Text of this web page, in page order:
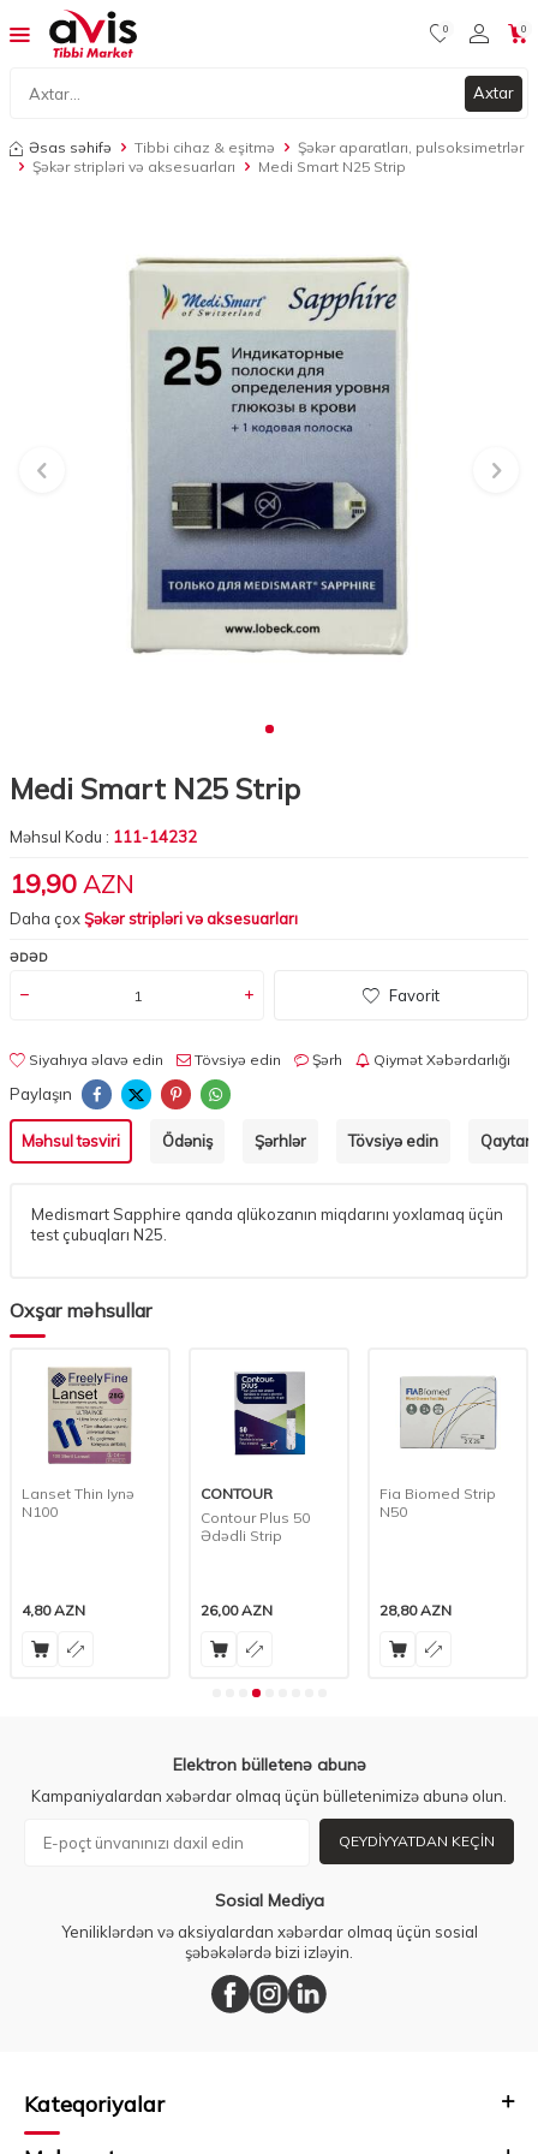
Axtar
0 0
Əsas səhifə Tibbi cihaz & eşitmə
Şəkər aparatları, pulsoksimetrlər
Şəkər stripləri və aksesuarları
Medi Smart N25 Strip
Medi Smart N25 Strip
Məhsul Kodu : 111-14232
19,90 AZN
Daha çoxŞəkər stripləri və aksesuarları
ƏDƏD
Favorit
Siyahıya əlavə edin Tövsiyə edin Şərh Qiymət Xəbərdarlığı
Paylaşın
Məhsul təsviri Ödəniş Şərhlər Tövsiyə edin
Medismart Sapphire qanda qlükozanın miqdarını yoxlamaq üçün
test çubuqları N25.
Oxşar məhsullar
Lanset Thin Iynə
N100
4,80AZN
CONTOUR
Contour Plus 50
Ədədli Strip
26,00AZN
Fia Biomed Strip
N50
28,80AZN
Elektron bülletenə abunə
Kampaniyalardan xəbərdar olmaq üçün bülletenimizə abunə olun.
QEYDIYYATDAN KEÇIN
Sosial Mediya
Yeniliklərdən və aksiyalardan xəbərdar olmaq üçün sosial
şəbəkələrdə bizi izləyin.
Kateqoriyalar